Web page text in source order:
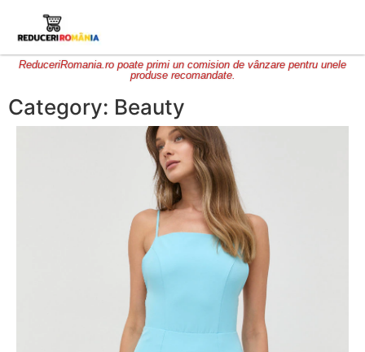
ReduceriRomania.ro poate primi un comision de vânzare pentru unele
produse recomandate.
Category: Beauty